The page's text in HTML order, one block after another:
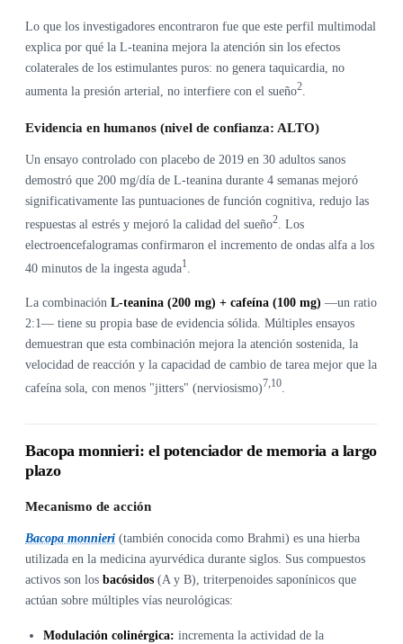
Lo que los investigadores encontraron fue que este perfil multimodal
explica por qué la L-teanina mejora la atención sin los efectos
colaterales de los estimulantes puros: no genera taquicardia, no
aumenta la presión arterial, no interfiere con el sueño2.
Evidencia en humanos (nivel de confianza: ALTO)
Un ensayo controlado con placebo de 2019 en 30 adultos sanos
demostró que 200 mg/día de L-teanina durante 4 semanas mejoró
significativamente las puntuaciones de función cognitiva, redujo las
respuestas al estrés y mejoró la calidad del sueño2 . Los
electroencefalogramas confirmaron el incremento de ondas alfa a los
40 minutos de la ingesta aguda1
La combinación L-teanina (200 mg) + cafeína (100 mg) —un ratio
2:1— tiene su propia base de evidencia sólida. Múltiples ensayos
demuestran que esta combinación mejora la atención sostenida, la
velocidad de reacción y la capacidad de cambio de tarea mejor que la
cafeína sola, con menos "jitters" (nerviosismo)7,10.
Bacopa monnieri: el potenciador de memoria a largo
plazo
Mecanismo de acción
Bacopa monnieri (también conocida como Brahmi) es una hierba
utilizada en la medicina ayurvédica durante siglos. Sus compuestos
activos son los bacósidos (A y B), triterpenoides saponínicos que
actúan sobre múltiples vías neurológicas:
Modulación colinérgica: incrementa la actividad de la